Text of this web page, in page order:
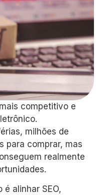
competitivo e
milhões de
para comprar, mas
realmente
é alinhar SEO,